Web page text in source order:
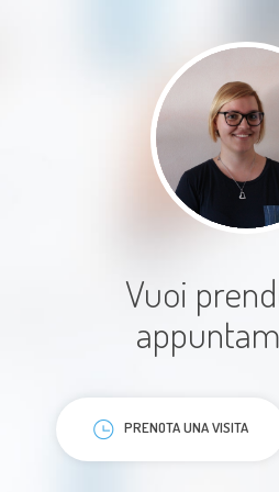
andare avanti,
stato un passo
Grazie grazie grazie!
Paziente
Ho fatto solo un
sembrata attenta a
Vuoi
PRENOTA UNA VISITA